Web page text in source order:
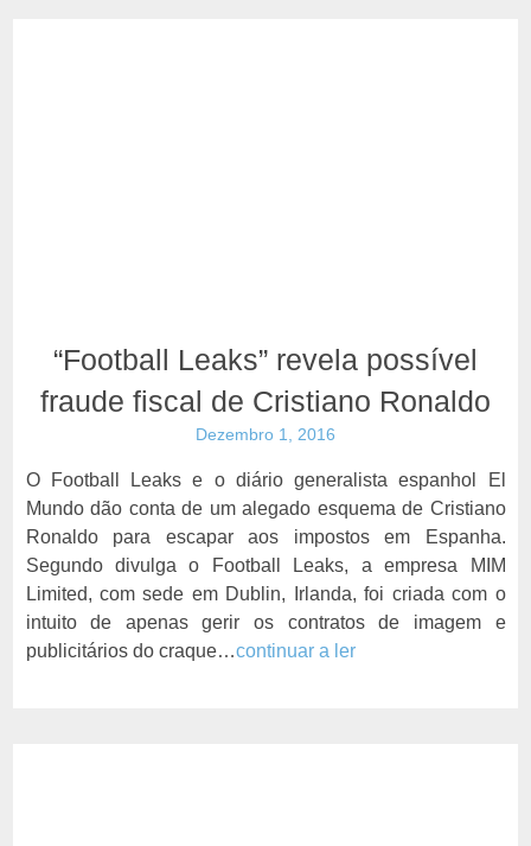
“Football Leaks” revela possível
fraude fiscal de Cristiano Ronaldo
Dezembro 1, 2016
O Football Leaks e o diário generalista espanhol El
Mundo dão conta de um alegado esquema de Cristiano
Ronaldo para escapar aos impostos em Espanha.
Segundo divulga o Football Leaks, a empresa MIM
Limited, com sede em Dublin, Irlanda, foi criada com o
intuito de apenas gerir os contratos de imagem e
publicitários do craque…continuar a ler